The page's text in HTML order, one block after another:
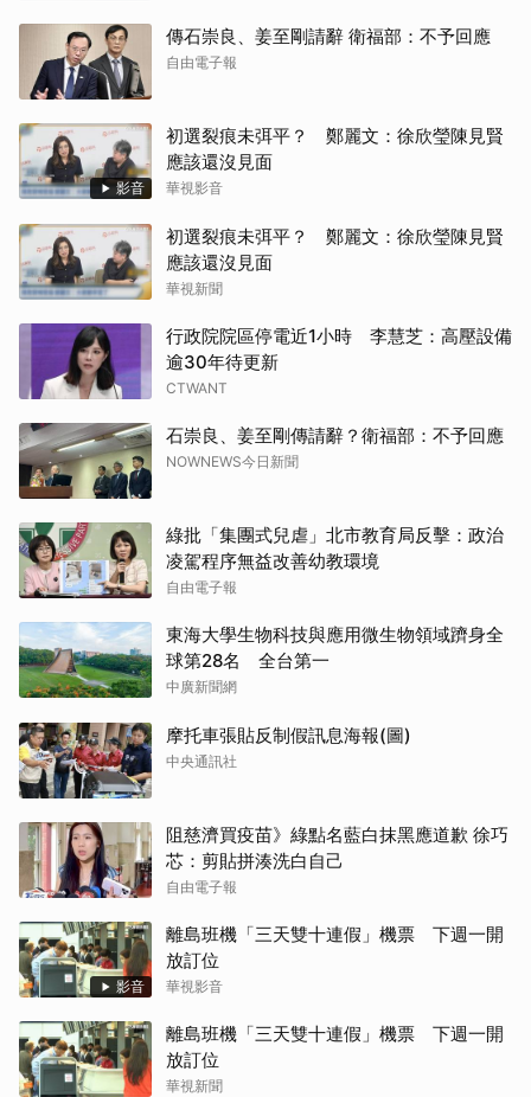
傳石崇良、姜至剛請辭 衛福部：不予回應
自由電子報
影音
初選裂痕未弭平？ 鄭麗文：徐欣瑩陳見賢
應該還沒見面
華視影音
初選裂痕未弭平？ 鄭麗文：徐欣瑩陳見賢
應該還沒見面
華視新聞
行政院院區停電近1小時 李慧芝：高壓設備
逾30年待更新
CTWANT
石崇良、姜至剛傳請辭？衛福部：不予回應
NOWNEWS今日新聞
綠批「集團式兒虐」北市教育局反擊：政治
凌駕程序無益改善幼教環境
自由電子報
東海大學生物科技與應用微生物領域躋身全
球第28名 全台第一
中廣新聞網
摩托車張貼反制假訊息海報(圖)
中央通訊社
阻慈濟買疫苗》綠點名藍白抹黑應道歉 徐巧
芯：剪貼拼湊洗白自己
自由電子報
影音
離島班機「三天雙十連假」機票 下週一開
放訂位
華視影音
離島班機「三天雙十連假」機票 下週一開
放訂位
華視新聞